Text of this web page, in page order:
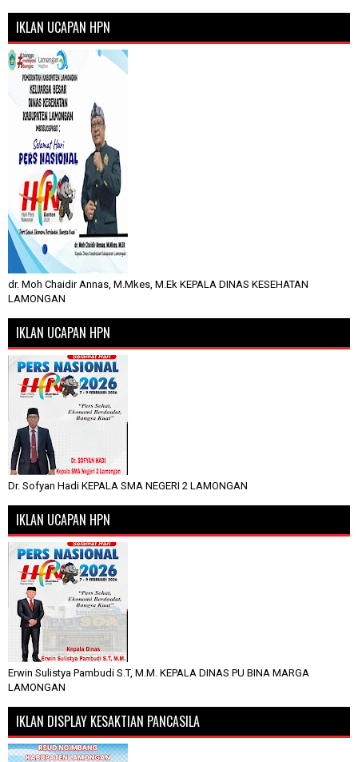
IKLAN UCAPAN HPN
dr. Moh Chaidir Annas, M.Mkes, M.Ek KEPALA DINAS KESEHATAN
LAMONGAN
IKLAN UCAPAN HPN
Dr. Sofyan Hadi KEPALA SMA NEGERI 2 LAMONGAN
IKLAN UCAPAN HPN
Erwin Sulistya Pambudi S.T, M.M. KEPALA DINAS PU BINA MARGA
LAMONGAN
IKLAN DISPLAY KESAKTIAN PANCASILA